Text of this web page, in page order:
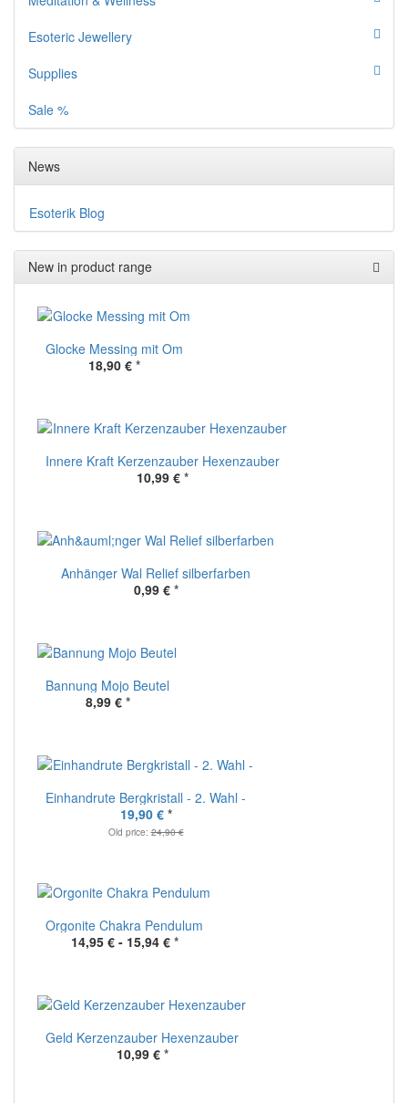
Esoteric Jewellery
Supplies
Sale %
News
Esoterik Blog
New in product range
Glocke Messing mit Om
18,90 € *
Innere Kraft Kerzenzauber Hexenzauber
10,99 € *
Anhänger Wal Relief silberfarben
0,99 € *
Bannung Mojo Beutel
8,99 € *
Einhandrute Bergkristall - 2. Wahl -
19,90 € *
Old price:24,90 €
Orgonite Chakra Pendulum
14,95 € - 15,94 € *
Geld Kerzenzauber Hexenzauber
10,99 € *